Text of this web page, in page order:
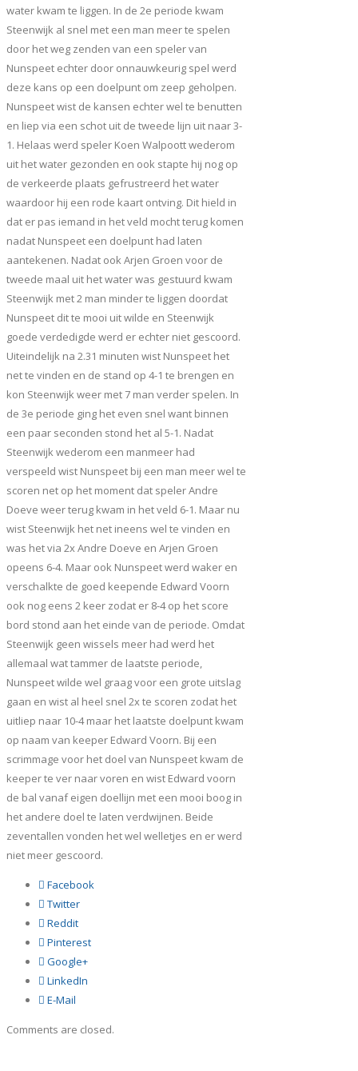
water kwam te liggen. In de 2e periode kwam
Steenwijk al snel met een man meer te spelen
door het weg zenden van een speler van
Nunspeet echter door onnauwkeurig spel werd
deze kans op een doelpunt om zeep geholpen.
Nunspeet wist de kansen echter wel te benutten
en liep via een schot uit de tweede lijn uit naar 3-
1. Helaas werd speler Koen Walpoott wederom
uit het water gezonden en ook stapte hij nog op
de verkeerde plaats gefrustreerd het water
waardoor hij een rode kaart ontving. Dit hield in
dat er pas iemand in het veld mocht terug komen
nadat Nunspeet een doelpunt had laten
aantekenen. Nadat ook Arjen Groen voor de
tweede maal uit het water was gestuurd kwam
Steenwijk met 2 man minder te liggen doordat
Nunspeet dit te mooi uit wilde en Steenwijk
goede verdedigde werd er echter niet gescoord.
Uiteindelijk na 2.31 minuten wist Nunspeet het
net te vinden en de stand op 4-1 te brengen en
kon Steenwijk weer met 7 man verder spelen. In
de 3e periode ging het even snel want binnen
een paar seconden stond het al 5-1. Nadat
Steenwijk wederom een manmeer had
verspeeld wist Nunspeet bij een man meer wel te
scoren net op het moment dat speler Andre
Doeve weer terug kwam in het veld 6-1. Maar nu
wist Steenwijk het net ineens wel te vinden en
was het via 2x Andre Doeve en Arjen Groen
opeens 6-4. Maar ook Nunspeet werd waker en
verschalkte de goed keepende Edward Voorn
ook nog eens 2 keer zodat er 8-4 op het score
bord stond aan het einde van de periode. Omdat
Steenwijk geen wissels meer had werd het
allemaal wat tammer de laatste periode,
Nunspeet wilde wel graag voor een grote uitslag
gaan en wist al heel snel 2x te scoren zodat het
uitliep naar 10-4 maar het laatste doelpunt kwam
op naam van keeper Edward Voorn. Bij een
scrimmage voor het doel van Nunspeet kwam de
keeper te ver naar voren en wist Edward voorn
de bal vanaf eigen doellijn met een mooi boog in
het andere doel te laten verdwijnen. Beide
zeventallen vonden het wel welletjes en er werd
niet meer gescoord.
Facebook
Twitter
Reddit
Pinterest
Google+
LinkedIn
E-Mail
Comments are closed.